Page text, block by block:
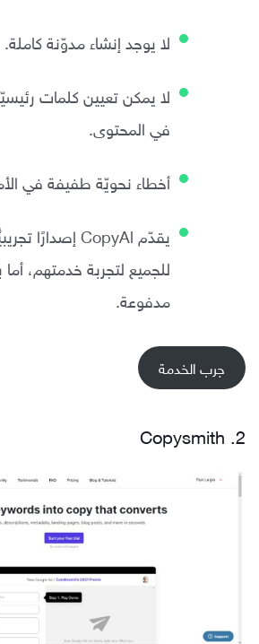
لا يوجد إنشاء مدوّنة كاملة.
لا يمكن تعيين كلمات
في المحتوى.
أخطاء نحويّة طفيفة في
للجميع لتجربة خدمتهم،
مدفوعة.
جرب الخدمة
2. Copysmith